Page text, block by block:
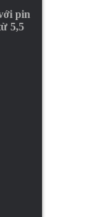
pin
5,5